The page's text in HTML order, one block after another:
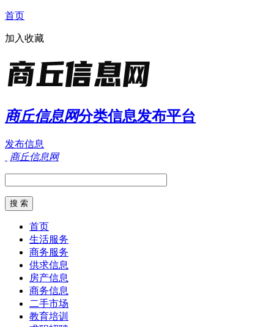
首页
加入收藏
商丘信息网分类信息发布平台
发布信息
商丘信息网
首页
生活服务
商务服务
供求信息
房产信息
商务信息
二手市场
教育培训